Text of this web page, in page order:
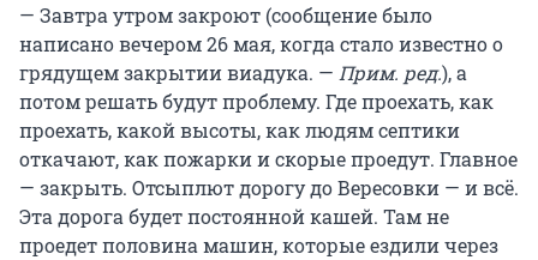
— Завтра утром закроют (сообщение было
написано вечером 26 мая, когда стало известно о
грядущем закрытии виадука. — Прим. ред.), а
потом решать будут проблему. Где проехать, как
проехать, какой высоты, как людям септики
откачают, как пожарки и скорые проедут. Главное
— закрыть. Отсыплют дорогу до Вересовки — и всё.
Эта дорога будет постоянной кашей. Там не
проедет половина машин, которые ездили через